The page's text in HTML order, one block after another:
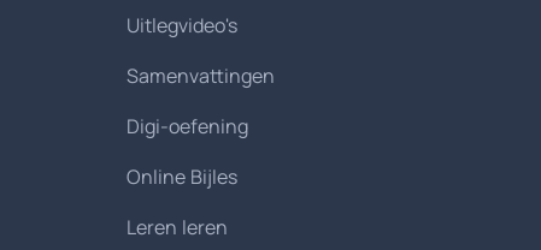
Uitlegvideo's
Samenvattingen
Digi-oefening
Online Bijles
Leren leren